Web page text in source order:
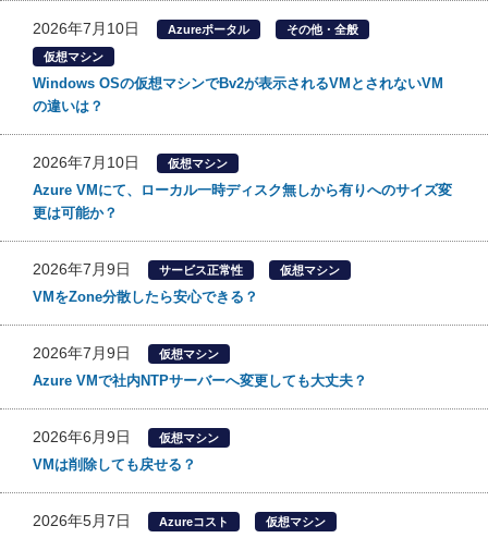
2026年7月10日 Azureポータル その他・全般
仮想マシン
Windows OSの仮想マシンでBv2が表示されるVMとされないVM
の違いは？
2026年7月10日 仮想マシン
Azure VMにて、ローカル一時ディスク無しから有りへのサイズ変
更は可能か？
2026年7月9日 サービス正常性 仮想マシン
VMをZone分散したら安心できる？
2026年7月9日 仮想マシン
Azure VMで社内NTPサーバーへ変更しても大丈夫？
2026年6月9日 仮想マシン
VMは削除しても戻せる？
2026年5月7日 Azureコスト 仮想マシン